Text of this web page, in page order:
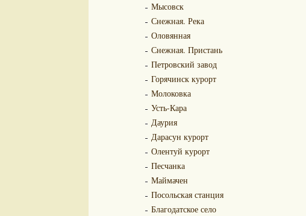
Мысовск
Снежная. Река
Оловянная
Снежная. Пристань
Петровский завод
Горячинск курорт
Молоковка
Усть-Кара
Даурия
Дарасун курорт
Олентуй курорт
Песчанка
Маймачен
Посольская станция
Благодатское село